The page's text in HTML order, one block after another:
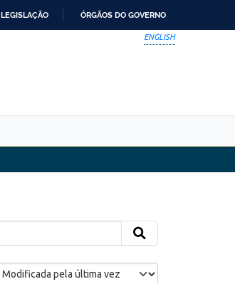
LEGISLAÇÃO ÓRGÃOS DO GOVERNO
ENGLISH